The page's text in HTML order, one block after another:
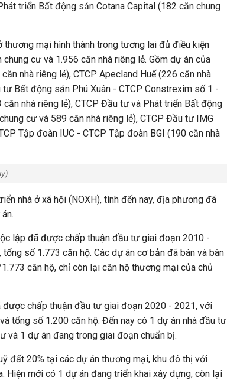
triển Bất động sản Cotana Capital (182 căn chung
thương mại hình thành trong tương lai đủ điều kiện
cư và 1.956 căn nhà riêng lẻ. Gồm dự án của
nhà riêng lẻ), CTCP Apecland Huế (226 căn nhà
Bất động sản Phú Xuân - CTCP Constrexim số 1 -
nhà riêng lẻ), CTCP Đầu tư và Phát triển Bất động
cư và 589 căn nhà riêng lẻ), CTCP Đầu tư IMG
Tập đoàn IUC - CTCP Tập đoàn BGI (190 căn nhà
).
nhà ở xã hội (NOXH), tính đến nay, địa phương đã
lập đã được chấp thuận đầu tư giai đoạn 2010 -
số 1.773 căn hộ. Các dự án cơ bản đã bán và bàn
căn hộ, chỉ còn lại căn hộ thương mại của chủ
được chấp thuận đầu tư giai đoạn 2020 - 2021, với
tổng số 1.200 căn hộ. Đến nay có 1 dự án nhà đầu tư
và 1 dự án đang trong giai đoạn chuẩn bị.
đất 20% tại các dự án thương mại, khu đô thị với
Hiện mới có 1 dự án đang triển khai xây dựng, còn lại